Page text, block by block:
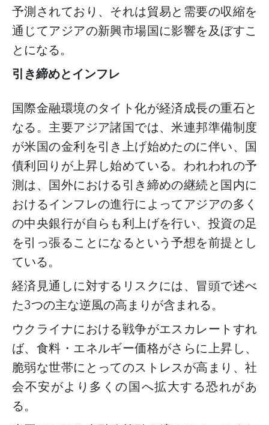
予測されており、それは貿易と需要の収縮を
通じてアジアの新興市場国に影響を及ぼすこ
とになる。
引き締めとインフレ
国際金融環境のタイト化が経済成長の重石と
なる。主要アジア諸国では、米連邦準備制度
が米国の金利を引き上げ始めたのに伴い、国
債利回りが上昇し始めている。われわれの予
測は、国外における引き締めの継続と国内に
おけるインフレの進行によってアジアの多く
の中央銀行が自らも利上げを行い、投資の足
を引っ張ることになるという予想を前提とし
ている。
経済見通しに対するリスクには、冒頭で述べ
た3つの主な逆風の高まりが含まれる。
ウクライナにおける戦争がエスカレートすれ
ば、食料・エネルギー価格がさらに上昇し、
脆弱な世帯にとってのストレスが高まり、社
会不安がより多くの国へ拡大する恐れがあ
る。